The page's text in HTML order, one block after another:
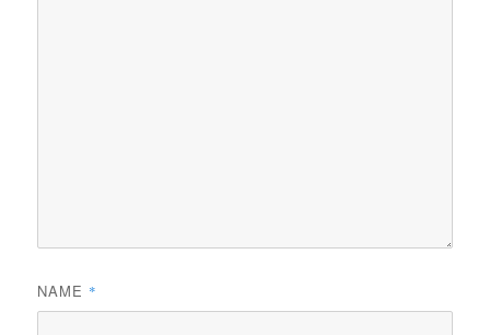
NAME *